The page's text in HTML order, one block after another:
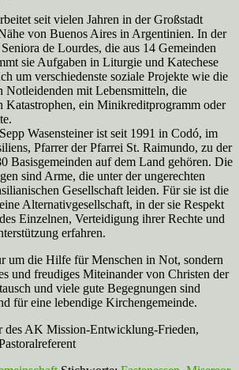
seit vielen Jahren in der Großstadt
von Buenos Aires in Argentinien. In der
de Lourdes, die aus 14 Gemeinden
sie Aufgaben in Liturgie und Katechese
um verschiedenste soziale Projekte wie die
Notleidenden mit Lebensmitteln, die
Katastrophen, ein Minikreditprogramm oder
Wasensteiner ist seit 1991 in Codó, im
Pfarrer der Pfarrei St. Raimundo, zu der
Basisgemeinden auf dem Land gehören. Die
sind Arme, die unter der ungerechten
Gesellschaft leiden. Für sie ist die
Alternativgesellschaft, in der sie Respekt
Einzelnen, Verteidigung ihrer Rechte und
erfahren.
um die Hilfe für Menschen in Not, sondern
und freudiges Miteinander von Christen der
und viele gute Begegnungen sind
für eine lebendige Kirchengemeinde.
des AK Mission-Entwicklung-Frieden,